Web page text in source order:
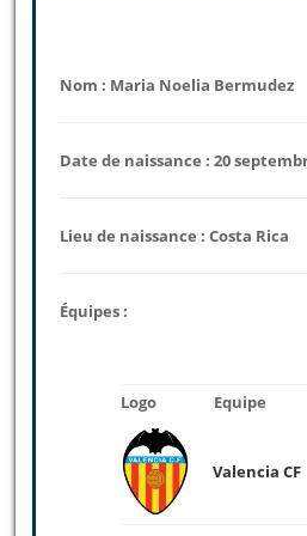
Nom : Maria Noelia Bermudez
Date de naissance : 20
Lieu de naissance : Costa Rica
Équipes :
Logo Equipe
Valencia CF